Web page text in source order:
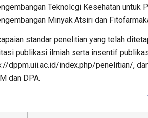
Teknologi Kesehatan untuk
Minyak Atsiri dan
standar penelitian yang telah
publikasi ilmiah serta insentif
dppm.uii.ac.id/index.php/penelitian/,
dan DPA.